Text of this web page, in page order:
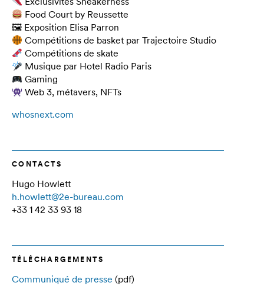
Food Court by Reussette
🖼 Exposition Elisa Parron
Compétitions de basket par Trajectoire Studio
Compétitions de skate
Musique par Hotel Radio Paris
Gaming
Web 3, métavers, NFTs
whosnext.com
CONTACTS
Hugo Howlett
h.howlett@2e-bureau.com
+33 1 42 33 93 18
TÉLÉCHARGEMENTS
Communiqué de presse (pdf)